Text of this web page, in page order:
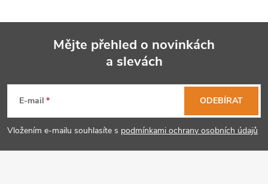
p
Mějte přehled o novinkách
a slevách
E-mail
Vložením e-mailu souhlasíte s podmínkami ochrany osobních údajů
ODEBÍRAT